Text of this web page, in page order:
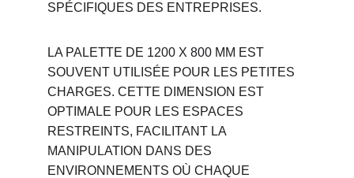
SPÉCIFIQUES DES ENTREPRISES.
LA PALETTE DE 1200 X 800 MM EST
SOUVENT UTILISÉE POUR LES PETITES
CHARGES. CETTE DIMENSION EST
OPTIMALE POUR LES ESPACES
RESTREINTS, FACILITANT LA
MANIPULATION DANS DES
ENVIRONNEMENTS OÙ CHAQUE